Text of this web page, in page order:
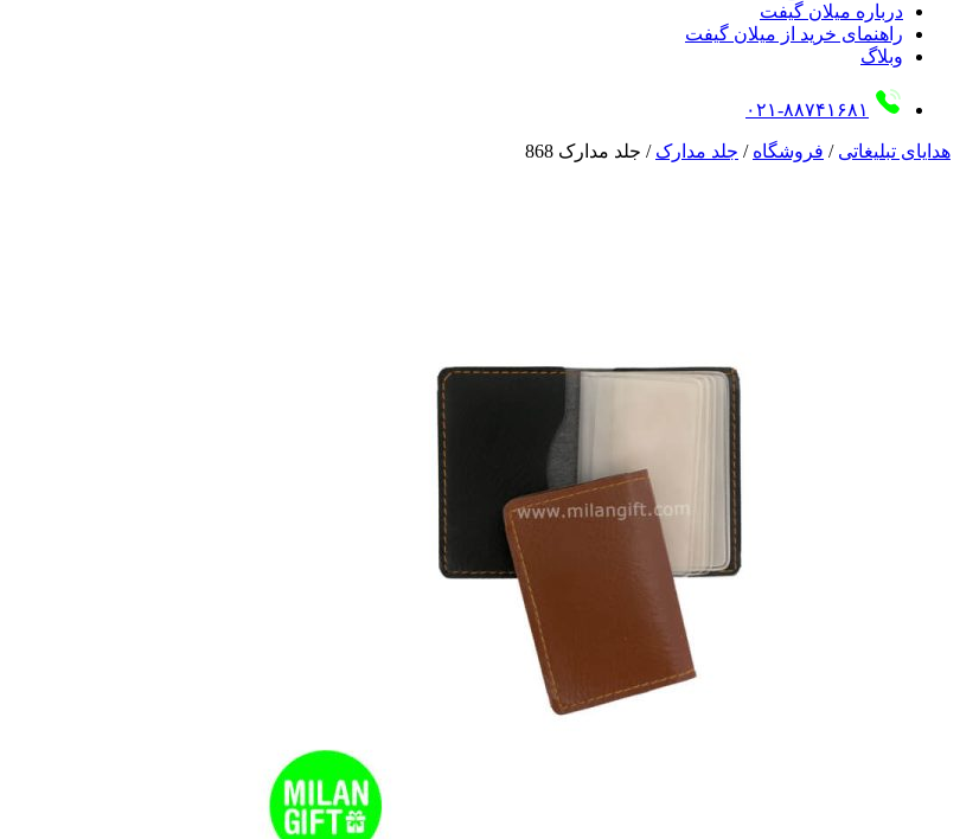
درباره میلان گیفت
راهنمای خرید از میلان گیفت
وبلاگ
۰۲۱-۸۸۷۴۱۶۸۱
هدایای تبلیغاتی / فروشگاه / جلد مدارک / جلد مدارک 868